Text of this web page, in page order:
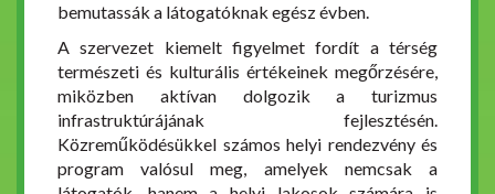
bemutassák a látogatóknak egész évben.
A szervezet kiemelt figyelmet fordít a térség
természeti és kulturális értékeinek megőrzésére,
miközben aktívan dolgozik a turizmus
infrastruktúrájának fejlesztésén.
Közreműködésükkel számos helyi rendezvény és
program valósul meg, amelyek nemcsak a